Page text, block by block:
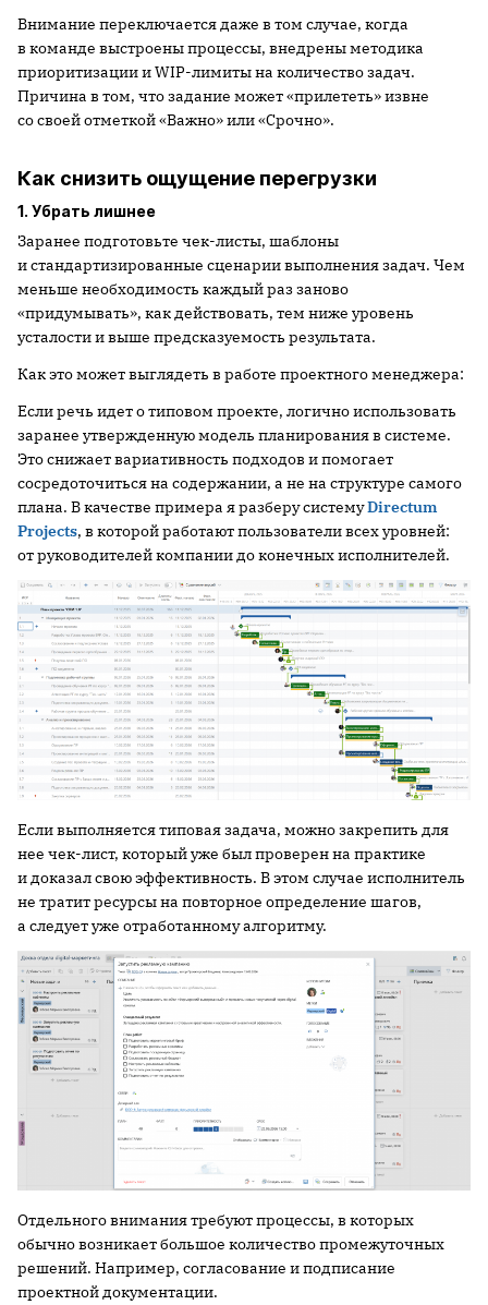
Внимание переключается даже в том случае, когда
в команде выстроены процессы, внедрены методика
приоритизации и WIP-лимиты на количество задач.
Причина в том, что задание может «прилететь» извне
со своей отметкой «Важно» или «Срочно».
Как снизить ощущение перегрузки
1. Убрать лишнее
Заранее подготовьте чек-листы, шаблоны
и стандартизированные сценарии выполнения задач. Чем
меньше необходимость каждый раз заново
«придумывать», как действовать, тем ниже уровень
усталости и выше предсказуемость результата.
Как это может выглядеть в работе проектного менеджера:
Если речь идет о типовом проекте, логично использовать
заранее утвержденную модель планирования в системе.
Это снижает вариативность подходов и помогает
сосредоточиться на содержании, а не на структуре самого
плана. В качестве примера я разберу системуDirectum
Projects, в которой работают пользователи всех уровней:
от руководителей компании до конечных исполнителей.
Если выполняется типовая задача, можно закрепить для
нее чек-лист, который уже был проверен на практике
и доказал свою эффективность. В этом случае исполнитель
не тратит ресурсы на повторное определение шагов,
а следует уже отработанному алгоритму.
Отдельного внимания требуют процессы, в которых
обычно возникает большое количество промежуточных
решений. Например, согласование и подписание
проектной документации.